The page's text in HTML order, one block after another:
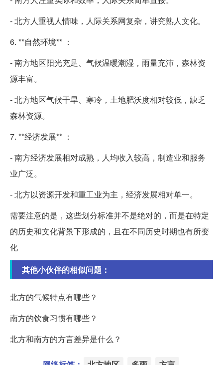
- 北方人重视人情味，人际关系网复杂，讲究熟人文化。
6. **自然环境** ：
- 南方地区阳光充足、气候温暖潮湿，雨量充沛，森林资
源丰富。
- 北方地区气候干旱、寒冷，土地肥沃度相对较低，缺乏
森林资源。
7. **经济发展** ：
- 南方经济发展相对成熟，人均收入较高，制造业和服务
业广泛。
- 北方以资源开发和重工业为主，经济发展相对单一。
需要注意的是，这些划分标准并不是绝对的，而是在特定
的历史和文化背景下形成的，且在不同历史时期也有所变
化
其他小伙伴的相似问题：
北方的气候特点有哪些？
南方的饮食习惯有哪些？
北方和南方的方言差异是什么？